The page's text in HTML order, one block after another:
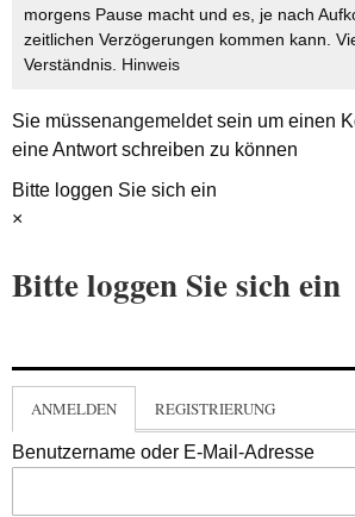
morgens Pause macht und es, je nach
zeitlichen Verzögerungen kommen kann.
Verständnis. Hinweis
Sie müssenangemeldetsein um einen
eine Antwort schreiben zu können
Bitte loggen Sie sich ein
×
Bitte loggen Sie sich ein
ANMELDEN REGISTRIERUNG
Benutzername oder E-Mail-Adresse